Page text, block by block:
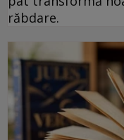
răbdare.